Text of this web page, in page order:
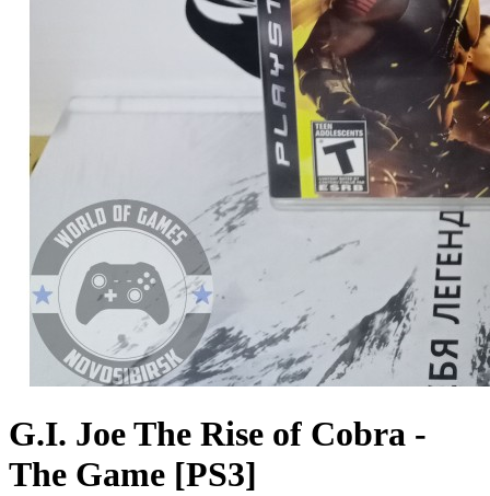
G.I. Joe The Rise of Cobra -
The Game [PS3]